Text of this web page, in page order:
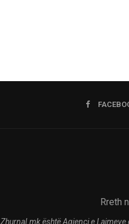
Rreth
Zhurnal.mk është Agjenci e